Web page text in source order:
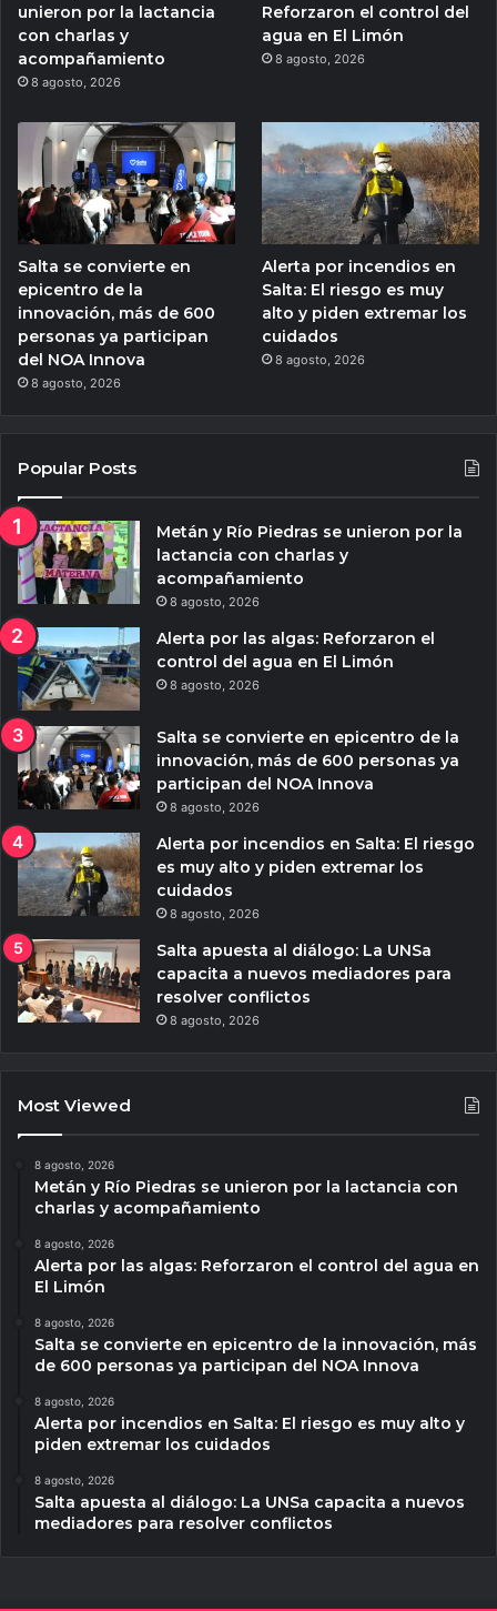
unieron por la lactancia
con charlas y
acompañamiento
8 agosto, 2026
Reforzaron el control del
agua en El Limón
8 agosto, 2026
Salta se convierte en
epicentro de la
innovación, más de 600
personas ya participan
del NOA Innova
8 agosto, 2026
Alerta por incendios en
Salta: El riesgo es muy
alto y piden extremar los
cuidados
8 agosto, 2026
Popular Posts
Metán y Río Piedras se unieron por la
lactancia con charlas y
acompañamiento
8 agosto, 2026
Alerta por las algas: Reforzaron el
control del agua en El Limón
8 agosto, 2026
Salta se convierte en epicentro de la
innovación, más de 600 personas ya
participan del NOA Innova
8 agosto, 2026
Alerta por incendios en Salta: El riesgo
es muy alto y piden extremar los
cuidados
8 agosto, 2026
Salta apuesta al diálogo: La UNSa
capacita a nuevos mediadores para
resolver conflictos
8 agosto, 2026
Most Viewed
8 agosto, 2026
Metán y Río Piedras se unieron por la lactancia con
charlas y acompañamiento
8 agosto, 2026
Alerta por las algas: Reforzaron el control del agua en
El Limón
8 agosto, 2026
Salta se convierte en epicentro de la innovación, más
de 600 personas ya participan del NOA Innova
8 agosto, 2026
Alerta por incendios en Salta: El riesgo es muy alto y
piden extremar los cuidados
8 agosto, 2026
Salta apuesta al diálogo: La UNSa capacita a nuevos
mediadores para resolver conflictos